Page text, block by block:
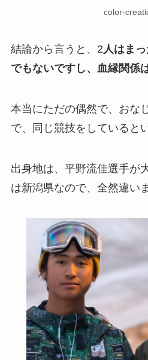
color-
結論から言うと、2 人はま
でもないですし、血縁関係
本当にただの偶然で、おな
で、同じ競技をしていると
出身地は、平野流佳選手が
は新潟県なので、全然違い